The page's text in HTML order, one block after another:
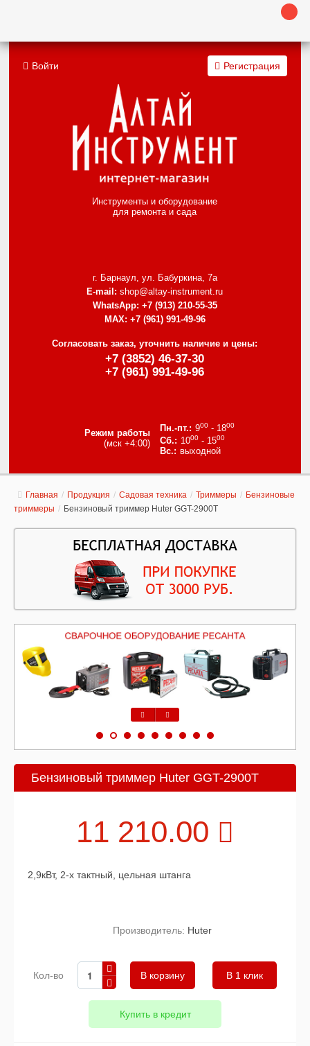
Инструменты и оборудование
для ремонта и сада
г. Барнаул, ул. Бабуркина, 7а
E-mail: shop@altay-instrument.ru
WhatsApp: +7 (913) 210-55-35
MAX: +7 (961) 991-49-96
Согласовать заказ, уточнить наличие и цены:
+7 (3852) 46-37-30
+7 (961) 991-49-96
Режим работы
(мск +4:00)
900- 1800
1000- 1500
выходной
Войти Регистрация
Главная / Продукция / Садовая техника / Триммеры / Бензиновые
триммеры / Бензиновый триммер Huter GGT-2900T
Бензиновый триммер Huter GGT-2900T
11 210.00
2,9кВт, 2-х тактный, цельная штанга
Производитель: Huter
Кол-во В 1 клик
Купить в кредит